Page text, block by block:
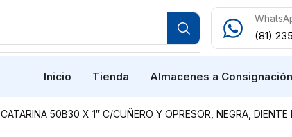
(81)
Inicio Tienda Almacenes a Consignación
CATARINA 50B30 X 1″ C/CUÑERO Y OPRESOR, NEGRA, DIENTE